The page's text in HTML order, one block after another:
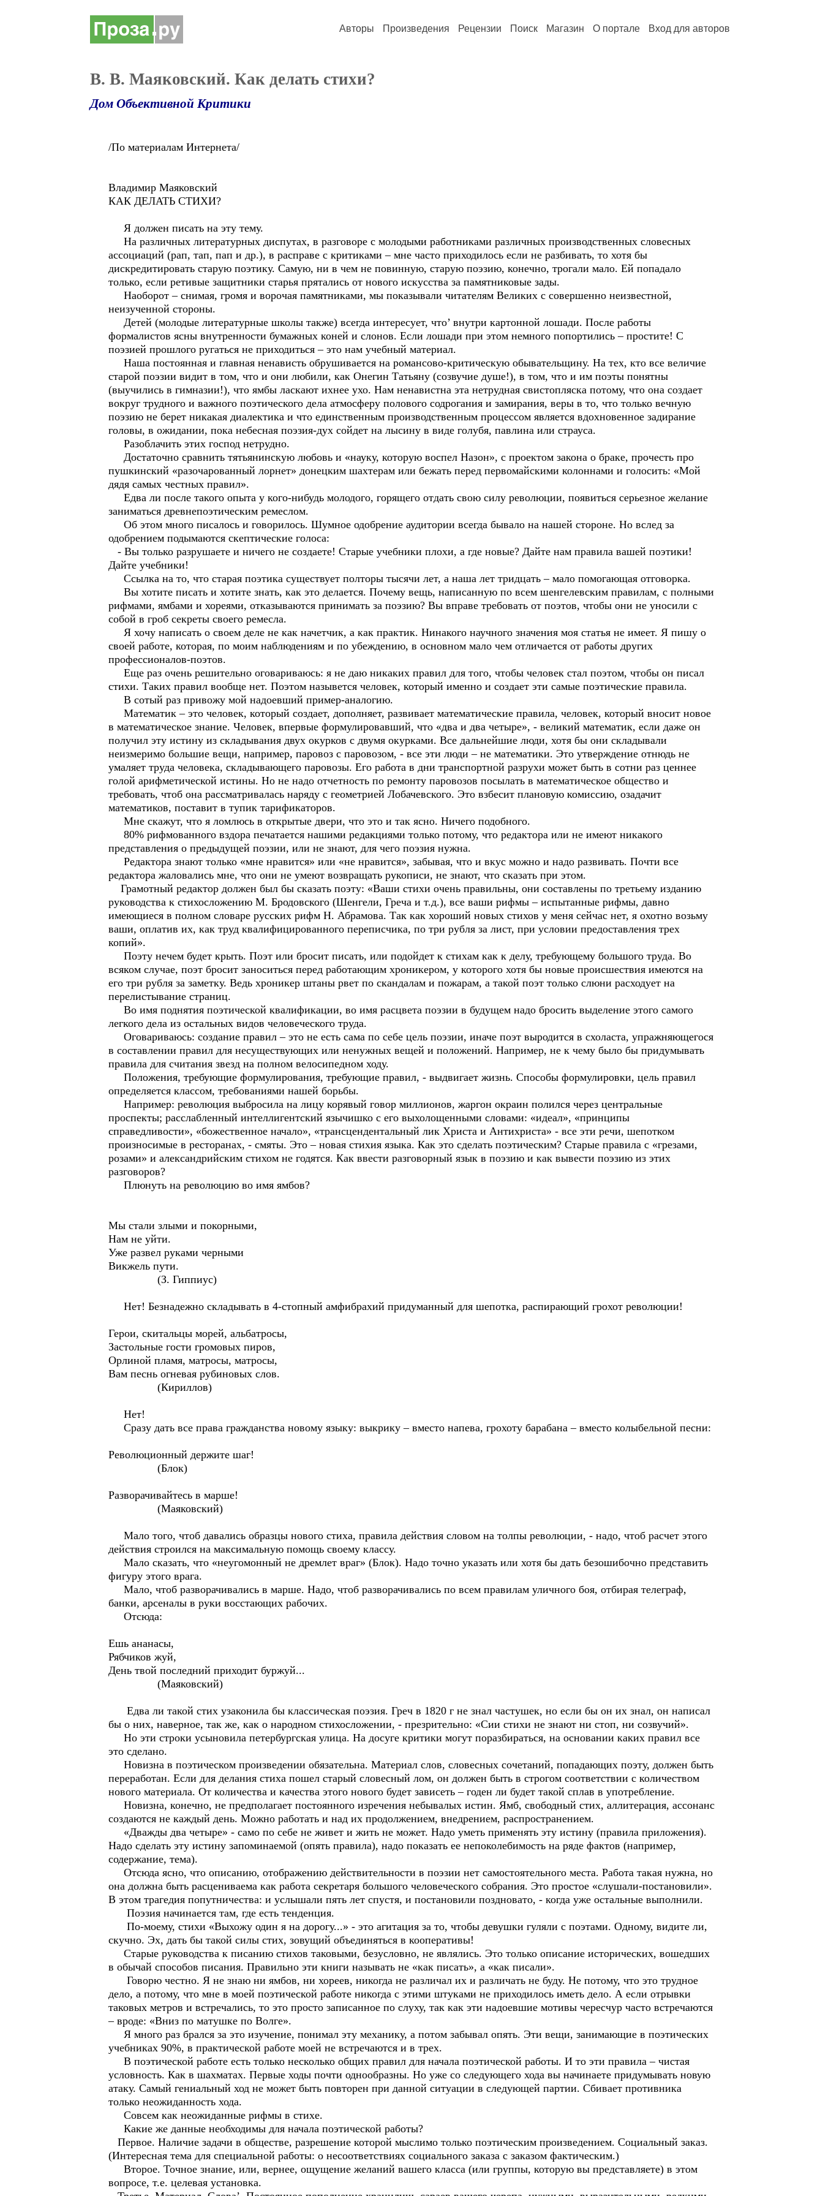
Авторы Произведения Рецензии Поиск Магазин О портале Вход для авторов
В. В. Маяковский. Как делать стихи?
Дом Объективной Критики
/По материалам Интернета/
Владимир Маяковский
КАК ДЕЛАТЬ СТИХИ?
Я должен писать на эту тему.
На различных литературных диспутах, в разговоре с молодыми работниками различных производственных словесных
ассоциаций (рап, тап, пап и др.), в расправе с критиками – мне часто приходилось если не разбивать, то хотя бы
дискредитировать старую поэтику. Самую, ни в чем не повинную, старую поэзию, конечно, трогали мало. Ей попадало
только, если ретивые защитники старья прятались от нового искусства за памятниковые зады.
Наоборот – снимая, громя и ворочая памятниками, мы показывали читателям Великих с совершенно неизвестной,
неизученной стороны.
Детей (молодые литературные школы также) всегда интересует, что’ внутри картонной лошади. После работы
формалистов ясны внутренности бумажных коней и слонов. Если лошади при этом немного попортились – простите! С
поэзией прошлого ругаться не приходиться – это нам учебный материал.
Наша постоянная и главная ненависть обрушивается на романсово-критическую обывательщину. На тех, кто все величие
старой поэзии видит в том, что и они любили, как Онегин Татьяну (созвучие душе!), в том, что и им поэты понятны
(выучились в гимназии!), что ямбы ласкают ихнее ухо. Нам ненавистна эта нетрудная свистопляска потому, что она создает
вокруг трудного и важного поэтического дела атмосферу полового содрогания и замирания, веры в то, что только вечную
поэзию не берет никакая диалектика и что единственным производственным процессом является вдохновенное задирание
головы, в ожидании, пока небесная поэзия-дух сойдет на лысину в виде голубя, павлина или страуса.
Разоблачить этих господ нетрудно.
Достаточно сравнить тятьянинскую любовь и «науку, которую воспел Назон», с проектом закона о браке, прочесть про
пушкинский «разочарованный лорнет» донецким шахтерам или бежать перед первомайскими колоннами и голосить: «Мой
дядя самых честных правил».
Едва ли после такого опыта у кого-нибудь молодого, горящего отдать свою силу революции, появиться серьезное желание
заниматься древнепоэтическим ремеслом.
Об этом много писалось и говорилось. Шумное одобрение аудитории всегда бывало на нашей стороне. Но вслед за
одобрением подымаются скептические голоса:
- Вы только разрушаете и ничего не создаете! Старые учебники плохи, а где новые? Дайте нам правила вашей поэтики!
Дайте учебники!
Ссылка на то, что старая поэтика существует полторы тысячи лет, а наша лет тридцать – мало помогающая отговорка.
Вы хотите писать и хотите знать, как это делается. Почему вещь, написанную по всем шенгелевским правилам, с полными
рифмами, ямбами и хореями, отказываются принимать за поэзию? Вы вправе требовать от поэтов, чтобы они не уносили с
собой в гроб секреты своего ремесла.
Я хочу написать о своем деле не как начетчик, а как практик. Нинакого научного значения моя статья не имеет. Я пишу о
своей работе, которая, по моим наблюдениям и по убеждению, в основном мало чем отличается от работы других
профессионалов-поэтов.
Еще раз очень решительно оговариваюсь: я не даю никаких правил для того, чтобы человек стал поэтом, чтобы он писал
стихи. Таких правил вообще нет. Поэтом назывется человек, который именно и создает эти самые поэтические правила.
В сотый раз привожу мой надоевший пример-аналогию.
Математик – это человек, который создает, дополняет, развивает математические правила, человек, который вносит новое
в математическое знание. Человек, впервые формулировавший, что «два и два четыре», - великий математик, если даже он
получил эту истину из складывания двух окурков с двумя окурками. Все дальнейшие люди, хотя бы они складывали
неизмеримо большие вещи, например, паровоз с паровозом, - все эти люди – не математики. Это утверждение отнюдь не
умаляет труда человека, складывающего паровозы. Его работа в дни транспортной разрухи может быть в сотни раз ценнее
голой арифметической истины. Но не надо отчетность по ремонту паровозов посылать в математическое общество и
требовать, чтоб она рассматривалась наряду с геометрией Лобачевского. Это взбесит плановую комиссию, озадачит
математиков, поставит в тупик тарификаторов.
Мне скажут, что я ломлюсь в открытые двери, что это и так ясно. Ничего подобного.
80% рифмованного вздора печатается нашими редакциями только потому, что редактора или не имеют никакого
представления о предыдущей поэзии, или не знают, для чего поэзия нужна.
Редактора знают только «мне нравится» или «не нравится», забывая, что и вкус можно и надо развивать. Почти все
редактора жаловались мне, что они не умеют возвращать рукописи, не знают, что сказать при этом.
Грамотный редактор должен был бы сказать поэту: «Ваши стихи очень правильны, они составлены по третьему изданию
руководства к стихосложению М. Бродовского (Шенгели, Греча и т.д.), все ваши рифмы – испытанные рифмы, давно
имеющиеся в полном словаре русских рифм Н. Абрамова. Так как хороший новых стихов у меня сейчас нет, я охотно возьму
ваши, оплатив их, как труд квалифицированного переписчика, по три рубля за лист, при условии предоставления трех
копий».
Поэту нечем будет крыть. Поэт или бросит писать, или подойдет к стихам как к делу, требующему большого труда. Во
всяком случае, поэт бросит заноситься перед работающим хроникером, у которого хотя бы новые происшествия имеются на
его три рубля за заметку. Ведь хроникер штаны рвет по скандалам и пожарам, а такой поэт только слюни расходует на
перелистывание страниц.
Во имя поднятия поэтической квалификации, во имя расцвета поэзии в будущем надо бросить выделение этого самого
легкого дела из остальных видов человеческого труда.
Оговариваюсь: создание правил – это не есть сама по себе цель поэзии, иначе поэт выродится в схоласта, упражняющегося
в составлении правил для несуществующих или ненужных вещей и положений. Например, не к чему было бы придумывать
правила для считания звезд на полном велосипедном ходу.
Положения, требующие формулирования, требующие правил, - выдвигает жизнь. Способы формулировки, цель правил
определяется классом, требованиями нашей борьбы.
Например: революция выбросила на лицу корявый говор миллионов, жаргон окраин полился через центральные
проспекты; расслабленный интеллигентский язычишко с его выхолощенными словами: «идеал», «принципы
справедливости», «божественное начало», «трансцендентальный лик Христа и Антихриста» - все эти речи, шепотком
произносимые в ресторанах, - смяты. Это – новая стихия языка. Как это сделать поэтическим? Старые правила с «грезами,
розами» и александрийским стихом не годятся. Как ввести разговорный язык в поэзию и как вывести поэзию из этих
разговоров?
Плюнуть на революцию во имя ямбов?
Мы стали злыми и покорными,
Нам не уйти.
Уже развел руками черными
Викжель пути.
(З. Гиппиус)
Нет! Безнадежно складывать в 4-стопный амфибрахий придуманный для шепотка, распирающий грохот революции!
Герои, скитальцы морей, альбатросы,
Застольные гости громовых пиров,
Орлиной пламя, матросы, матросы,
Вам песнь огневая рубиновых слов.
(Кириллов)
Нет!
Сразу дать все права гражданства новому языку: выкрику – вместо напева, грохоту барабана – вместо колыбельной песни:
Революционный держите шаг!
(Блок)
Разворачивайтесь в марше!
(Маяковский)
Мало того, чтоб давались образцы нового стиха, правила действия словом на толпы революции, - надо, чтоб расчет этого
действия строился на максимальную помощь своему классу.
Мало сказать, что «неугомонный не дремлет враг» (Блок). Надо точно указать или хотя бы дать безошибочно представить
фигуру этого врага.
Мало, чтоб разворачивались в марше. Надо, чтоб разворачивались по всем правилам уличного боя, отбирая телеграф,
банки, арсеналы в руки восстающих рабочих.
Отсюда:
Ешь ананасы,
Рябчиков жуй,
День твой последний приходит буржуй...
(Маяковский)
Едва ли такой стих узаконила бы классическая поэзия. Греч в 1820 г не знал частушек, но если бы он их знал, он написал
бы о них, наверное, так же, как о народном стихосложении, - презрительно: «Сии стихи не знают ни стоп, ни созвучий».
Но эти строки усыновила петербургская улица. На досуге критики могут поразбираться, на основании каких правил все
это сделано.
Новизна в поэтическом произведении обязательна. Материал слов, словесных сочетаний, попадающих поэту, должен быть
переработан. Если для делания стиха пошел старый словесный лом, он должен быть в строгом соответствии с количеством
нового материала. От количества и качества этого нового будет зависеть – годен ли будет такой сплав в употребление.
Новизна, конечно, не предполагает постоянного изречения небывалых истин. Ямб, свободный стих, аллитерация, ассонанс
создаются не каждый день. Можно работать и над их продолжением, внедрением, распространением.
«Дважды два четыре» - само по себе не живет и жить не может. Надо уметь применять эту истину (правила приложения).
Надо сделать эту истину запоминаемой (опять правила), надо показать ее непоколебимость на ряде фактов (например,
содержание, тема).
Отсюда ясно, что описанию, отображению действительности в поэзии нет самостоятельного места. Работа такая нужна, но
она должна быть расцениваема как работа секретаря большого человеческого собрания. Это простое «слушали-постановили».
В этом трагедия попутничества: и услышали пять лет спустя, и постановили поздновато, - когда уже остальные выполнили.
Поэзия начинается там, где есть тенденция.
По-моему, стихи «Выхожу один я на дорогу...» - это агитация за то, чтобы девушки гуляли с поэтами. Одному, видите ли,
скучно. Эх, дать бы такой силы стих, зовущий объединяться в кооперативы!
Старые руководства к писанию стихов таковыми, безусловно, не являлись. Это только описание исторических, вошедших
в обычай способов писания. Правильно эти книги называть не «как писать», а «как писали».
Говорю честно. Я не знаю ни ямбов, ни хореев, никогда не различал их и различать не буду. Не потому, что это трудное
дело, а потому, что мне в моей поэтической работе никогда с этими штуками не приходилось иметь дело. А если отрывки
таковых метров и встречались, то это просто записанное по слуху, так как эти надоевшие мотивы чересчур часто встречаются
– вроде: «Вниз по матушке по Волге».
Я много раз брался за это изучение, понимал эту механику, а потом забывал опять. Эти вещи, занимающие в поэтических
учебниках 90%, в практической работе моей не встречаются и в трех.
В поэтической работе есть только несколько общих правил для начала поэтической работы. И то эти правила – чистая
условность. Как в шахматах. Первые ходы почти однообразны. Но уже со следующего хода вы начинаете придумывать новую
атаку. Самый гениальный ход не может быть повторен при данной ситуации в следующей партии. Сбивает противника
только неожиданность хода.
Совсем как неожиданные рифмы в стихе.
Какие же данные необходимы для начала поэтической работы?
Первое. Наличие задачи в обществе, разрешение которой мыслимо только поэтическим произведением. Социальный заказ.
(Интересная тема для специальной работы: о несоответствиях социального заказа с заказом фактическим.)
Второе. Точное знание, или, вернее, ощущение желаний вашего класса (или группы, которую вы представляете) в этом
вопросе, т.е. целевая установка.